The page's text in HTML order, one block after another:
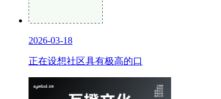
2026-03-18
正在设想社区具有极高的口